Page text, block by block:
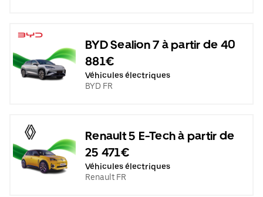
BYD Sealion 7 à partir de 40
881€
Véhicules électriques
BYD FR
Renault 5 E-Tech à partir de
25 471€
Véhicules électriques
Renault FR